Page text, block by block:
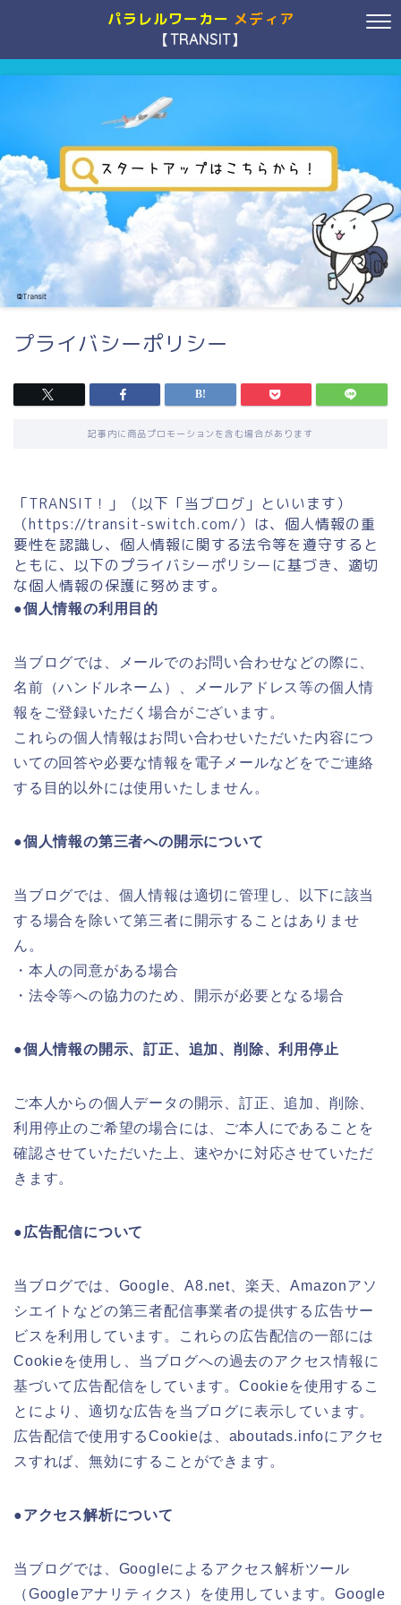
パラレルワーカー メディア
【TRANSIT】
プライバシーポリシー
記事内に商品プロモーションを含む場合があります
「TRANSIT！」（以下「当ブログ」といいます）
（https://transit-switch.com/）は、個人情報の重
要性を認識し、個人情報に関する法令等を遵守すると
ともに、以下のプライバシーポリシーに基づき、適切
な個人情報の保護に努めます。
●個人情報の利用目的
当ブログでは、メールでのお問い合わせなどの際に、
名前（ハンドルネーム）、メールアドレス等の個人情
報をご登録いただく場合がございます。
これらの個人情報はお問い合わせいただいた内容につ
いての回答や必要な情報を電子メールなどをでご連絡
する目的以外には使用いたしません。
●個人情報の第三者への開示について
当ブログでは、個人情報は適切に管理し、以下に該当
する場合を除いて第三者に開示することはありませ
ん。
・本人の同意がある場合
・法令等への協力のため、開示が必要となる場合
●個人情報の開示、訂正、追加、削除、利用停止
ご本人からの個人データの開示、訂正、追加、削除、
利用停止のご希望の場合には、ご本人にであることを
確認させていただいた上、速やかに対応させていただ
きます。
●広告配信について
当ブログでは、Google、A8.net、楽天、Amazonアソ
シエイトなどの第三者配信事業者の提供する広告サー
ビスを利用しています。これらの広告配信の一部には
Cookieを使用し、当ブログへの過去のアクセス情報に
基づいて広告配信をしています。Cookieを使用するこ
とにより、適切な広告を当ブログに表示しています。
広告配信で使用するCookieは、aboutads.infoにアクセ
スすれば、無効にすることができます。
●アクセス解析について
当ブログでは、Googleによるアクセス解析ツール
（Googleアナリティクス）を使用しています。Google